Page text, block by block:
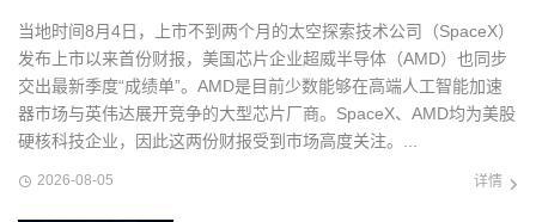
当地时间8月4日，上市不到两个月的太空探索技术公司（SpaceX）
发布上市以来首份财报，美国芯片企业超威半导体（AMD）也同步
交出最新季度“成绩单”。AMD是目前少数能够在高端人工智能加速
器市场与英伟达展开竞争的大型芯片厂商。SpaceX、AMD均为美股
硬核科技企业，因此这两份财报受到市场高度关注。...
2026-08-05 详情